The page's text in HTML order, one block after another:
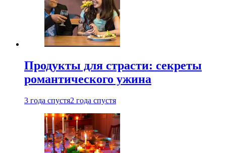
Продукты для страсти: секреты
романтического ужина
3 года спустя2 года спустя